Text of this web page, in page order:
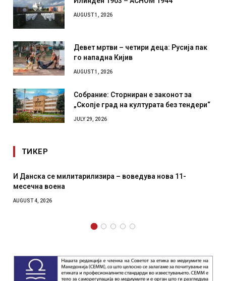
AUGUST 1, 2026
Девет мртви – четири деца: Русија пак
го нападна Кијив
AUGUST 1, 2026
Собрание: Сторниран е законот за
„Скопје град на културата без тендери“
JULY 29, 2026
ТИКЕР
И Данска се милитарилизира – воведува нова 11-
месечна воена
AUGUST 4, 2026